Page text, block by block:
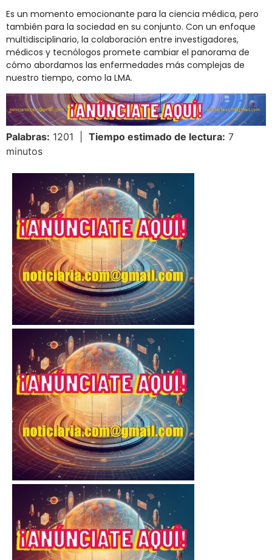
Es un momento emocionante para la ciencia médica, pero
también para la sociedad en su conjunto. Con un enfoque
multidisciplinario, la colaboración entre investigadores,
médicos y tecnólogos promete cambiar el panorama de
cómo abordamos las enfermedades más complejas de
nuestro tiempo, como la LMA.
Palabras: 1201 | Tiempo estimado de lectura: 7
minutos